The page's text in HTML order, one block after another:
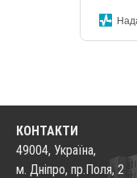
КОНТАКТИ
49004, Україна,
м. Дніпро, пр.Поля, 2